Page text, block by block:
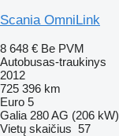
Scania OmniLink
8 648 € Be PVM
Autobusas-traukinys
2012
725 396 km
Euro 5
Galia 280 AG (206 kW)
Vietų skaičius 57